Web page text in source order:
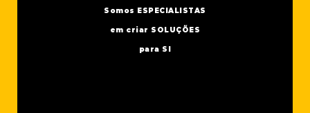
Somos ESPECIALISTAS
em criar SOLUÇÕES
para SI